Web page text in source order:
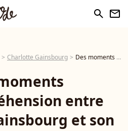
search newsletter
Charlotte Gainsbourg Des moments d'incompréhension entre Charlotte Gainsbourg et son fils Ben, il était parti vivre à l'étranger à l'âge de 16 ans
entre
et son